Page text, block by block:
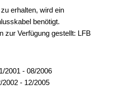
erhalten, wird ein
benötigt.
zur Verfügung gestellt: LFB
2001 - 08/2006
- 12/2005